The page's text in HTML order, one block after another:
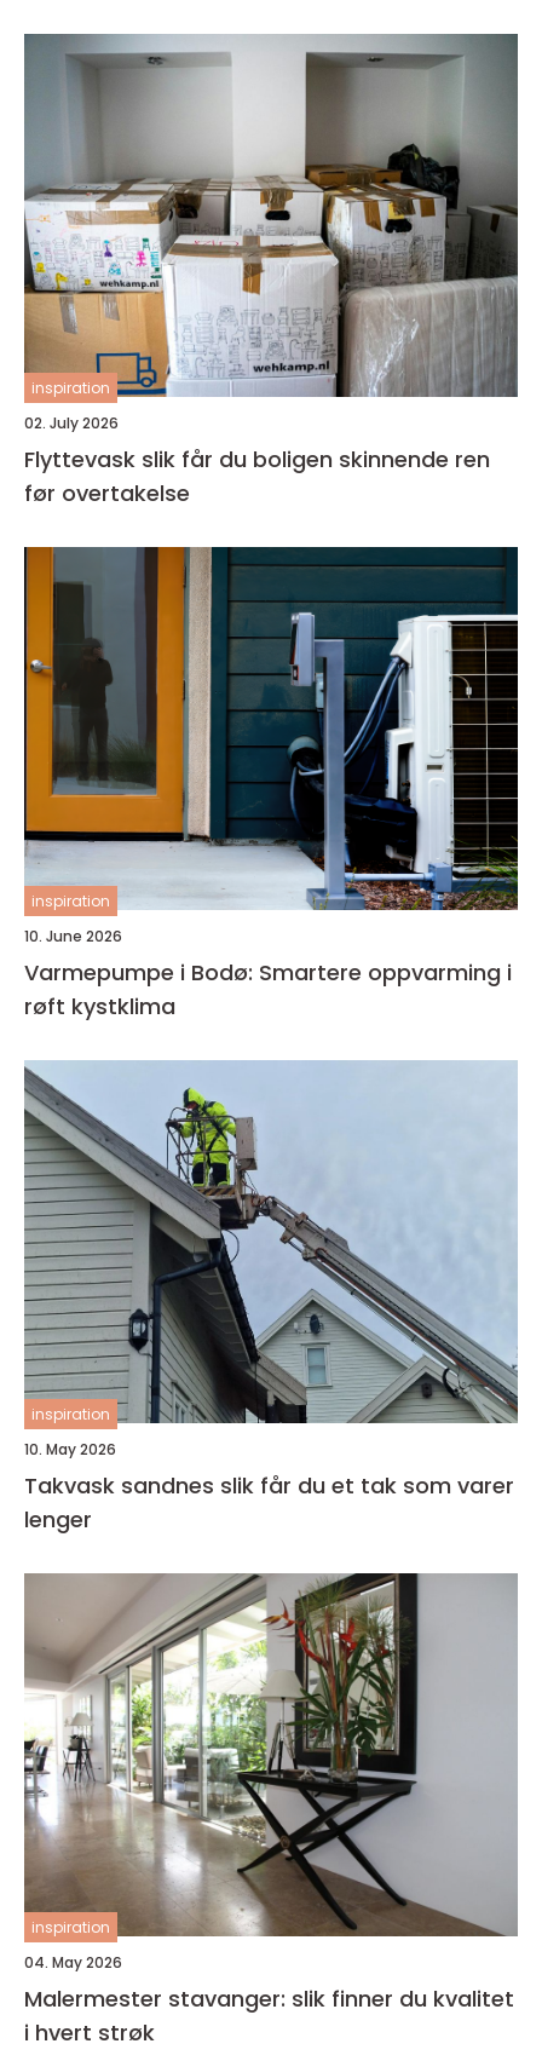
inspiration
02. July 2026
Flyttevask slik får du boligen skinnende ren
før overtakelse
inspiration
10. June 2026
Varmepumpe i Bodø: Smartere oppvarming i
røft kystklima
inspiration
10. May 2026
Takvask sandnes slik får du et tak som varer
lenger
inspiration
04. May 2026
Malermester stavanger: slik finner du kvalitet
i hvert strøk